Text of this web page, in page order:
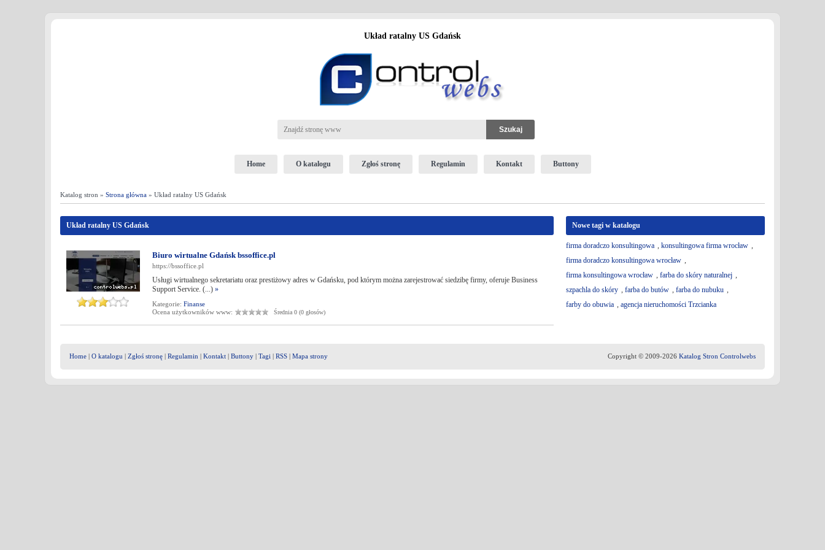
Układ ratalny US Gdańsk
Home O katalogu Zgłoś stronę Regulamin Kontakt Buttony
Katalog stron » Strona główna » Układ ratalny US Gdańsk
Układ ratalny US Gdańsk
Biuro wirtualne Gdańsk bssoffice.pl
https://bssoffice.pl
Usługi wirtualnego sekretariatu oraz prestiżowy adres w Gdańsku, pod którym można zarejestrować siedzibę firmy, oferuje Business
Support Service. (...) »
Kategorie: Finanse
Ocena użytkowników www:
Średnia 0 (0 głosów)
Nowe tagi w katalogu
firma doradczo konsultingowa , konsultingowa firma wrocław ,
firma doradczo konsultingowa wrocław ,
firma konsultingowa wrocław , farba do skóry naturalnej ,
szpachla do skóry , farba do butów , farba do nubuku ,
farby do obuwia , agencja nieruchomości Trzcianka
Home | O katalogu | Zgłoś stronę | Regulamin | Kontakt | Buttony | Tagi | RSS | Mapa strony Copyright © 2009-2026 Katalog Stron Controlwebs